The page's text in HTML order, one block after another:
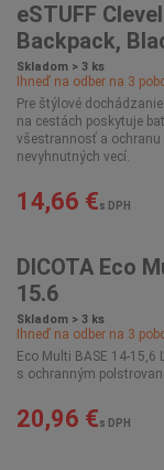
eSTUFF
Backpack,
Skladom > 3 ks
Ihneď na odber na 3
Pre štýlové
na cestách poskytuje
všestrannosť a ochranu
nevyhnutných vecí.
14,66 €s DPH
DICOTA Eco
15.6
Skladom > 3 ks
Ihneď na odber na 3
Eco Multi BASE 14-
s ochranným
20,96 €s DPH